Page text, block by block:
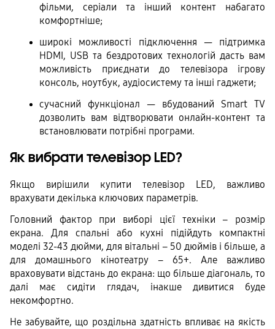
фільми, серіали та інший контент набагато
комфортніше;
широкі можливості підключення — підтримка
HDMI, USB та бездротових технологій дасть вам
можливість приєднати до телевізора ігрову
консоль, ноутбук, аудіосистему та інші гаджети;
сучасний функціонал — вбудований Smart TV
дозволить вам відтворювати онлайн-контент та
встановлювати потрібні програми.
Як вибрати телевізор LED?
Якщо вирішили купити телевізор LED, важливо
врахувати декілька ключових параметрів.
Головний фактор при виборі цієї техніки – розмір
екрана. Для спальні або кухні підійдуть компактні
моделі 32-43 дюйми, для вітальні – 50 дюймів і більше, а
для домашнього кінотеатру – 65+. Але важливо
враховувати відстань до екрана: що більше діагональ, то
далі має сидіти глядач, інакше дивитися буде
некомфортно.
Не забувайте, що роздільна здатність впливає на якість